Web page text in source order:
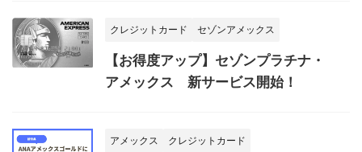
クレジットカード セゾンアメックス
【お得度アップ】セゾンプラチナ・
アメックス 新サービス開始！
アメックス クレジットカード